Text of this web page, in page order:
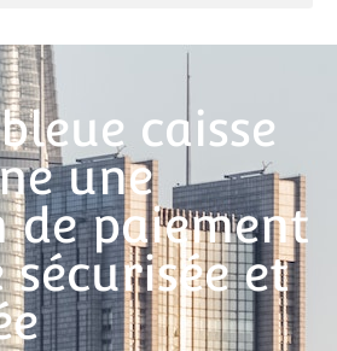
caisse
une
de paiement
et